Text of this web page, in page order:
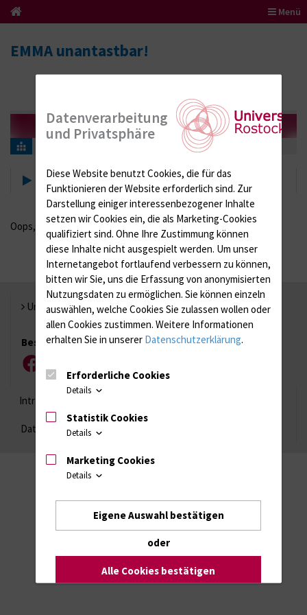
Menü
EMMA unantastbar!
Suche
Oops, an error occurred! Code: 202608082006312a8fbcb5
Universität Rostock
Besuchen Sie uns
FacebookInstagramYouTubeLinkedInXing
Intranet
Datenschutzhinweise
Datenverarbeitung
und Privatsphäre
Diese Website benutzt Cookies, die für das
Funktionieren der Website erforderlich sind. Zur
Darstellung einiger interessenbezogener Inhalte
setzen wir Cookies ein, die als Marketing-Cookies
qualifiziert sind. Ohne Ihre Zustimmung können
diese Inhalte nicht ausgespielt werden. Um unser
Internetangebot fortlaufend verbessern zu können,
bitten wir Sie, uns die Erfassung von anonymisierten
Nutzungsdaten zu ermöglichen. Sie können einzeln
auswählen, welche Cookies Sie zulassen wollen oder
allen Cookies zustimmen. Weitere Informationen
erhalten Sie in unserer Datenschutzerklärung.
Erforderliche Cookies
Details
Statistik Cookies
Details
Marketing Cookies
Details
Eigene Auswahl bestätigen
oder
Alle Cookies bestätigen